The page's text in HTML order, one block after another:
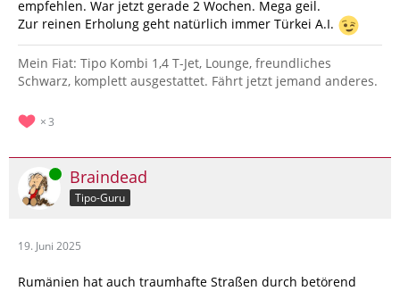
empfehlen. War jetzt gerade 2 Wochen. Mega geil.
Zur reinen Erholung geht natürlich immer Türkei A.I.
Mein Fiat: Tipo Kombi 1,4 T-Jet, Lounge, freundliches
Schwarz, komplett ausgestattet. Fährt jetzt jemand anderes.
3
Online Braindead
Tipo-Guru
19. Juni 2025
Rumänien hat auch traumhafte Straßen durch betörend